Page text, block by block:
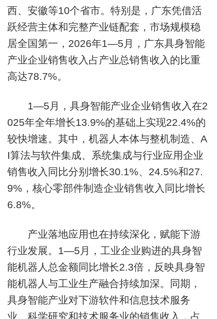
西、安徽等10个省市。特别是，广东凭借活
跃经营主体和完整产业链配套，市场规模稳
居全国第一，2026年1—5月，广东具身智能
产业企业销售收入占产业总销售收入的比重
高达78.7%。
1—5月，具身智能产业企业销售收入在2
025年全年增长13.9%的基础上实现22.4%的
较快增速。其中，机器人本体与整机制造、A
I算法与软件集成、系统集成与行业应用企业
销售收入同比分别增长30.1%、24.5%和27.
9%，核心零部件制造企业销售收入同比增长
6.8%。
产业落地应用也在持续深化，赋能下游
行业发展。1—5月，工业企业购进的具身智
能机器人总金额同比增长2.3倍，反映具身智
能机器人与工业生产融合持续加深。同期，
具身智能产业对下游软件和信息技术服务
业、科学研究和技术服务业的销售收入，占